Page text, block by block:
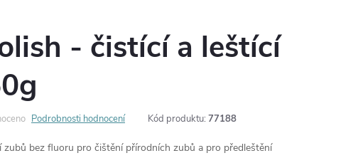
- čistící a leštící
Podrobnosti hodnocení Kód produktu: 77188
zubů bez fluoru pro čištění přírodních zubů a pro předleštění